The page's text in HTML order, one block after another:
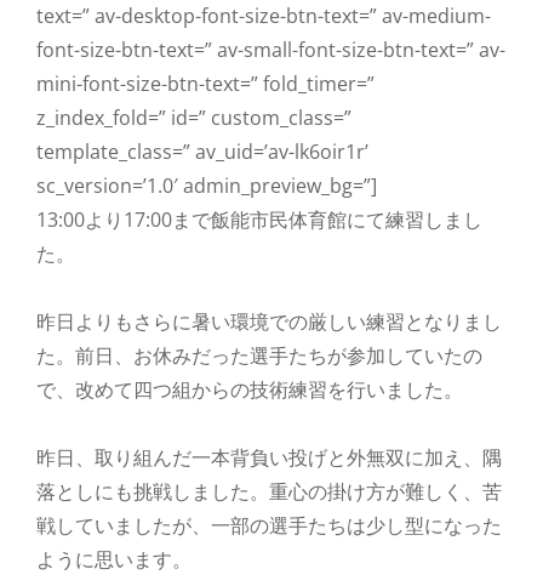
text=” av-desktop-font-size-btn-text=” av-medium-
font-size-btn-text=” av-small-font-size-btn-text=” av-
mini-font-size-btn-text=” fold_timer=”
z_index_fold=” id=” custom_class=”
template_class=” av_uid=’av-lk6oir1r’
sc_version=’1.0′ admin_preview_bg=”]
13:00より17:00まで飯能市民体育館にて練習しまし
た。
昨日よりもさらに暑い環境での厳しい練習となりまし
た。前日、お休みだった選手たちが参加していたの
で、改めて四つ組からの技術練習を行いました。
昨日、取り組んだ一本背負い投げと外無双に加え、隅
落としにも挑戦しました。重心の掛け方が難しく、苦
戦していましたが、一部の選手たちは少し型になった
ように思います。